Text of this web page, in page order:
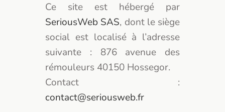
Ce site est hébergé par
SeriousWeb SAS, dont le siège
social est localisé à l’adresse
suivante : 876 avenue des
rémouleurs 40150 Hossegor.
Contact :
contact@seriousweb.fr